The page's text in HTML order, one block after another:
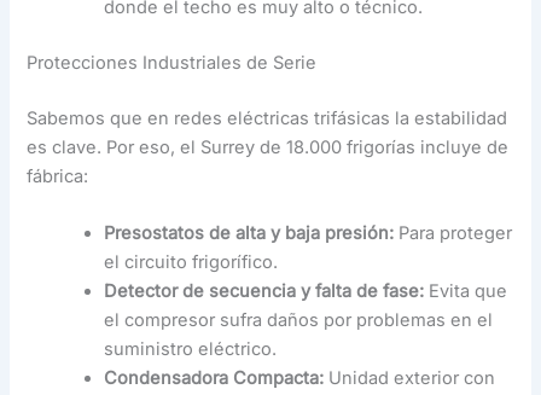
donde el techo es muy alto o técnico.
Protecciones Industriales de Serie
Sabemos que en redes eléctricas trifásicas la estabilidad
es clave. Por eso, el Surrey de 18.000 frigorías incluye de
fábrica:
Presostatos de alta y baja presión: Para proteger
el circuito frigorífico.
Detector de secuencia y falta de fase: Evita que
el compresor sufra daños por problemas en el
suministro eléctrico.
Condensadora Compacta: Unidad exterior con